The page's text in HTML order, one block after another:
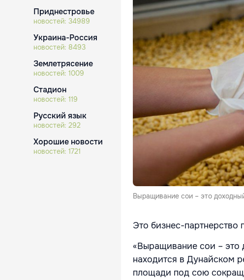
Приднестровье
новостей: 34989
Украина-Россия
новостей: 8493
Землетрясение
новостей: 1009
Стадион
новостей: 119
Русский язык
новостей: 292
Хорошие новости
новостей: 1721
Выращивание сои – это
Это бизнес-
«Выращивание сои – это
находится в Дунайском
площади под сою